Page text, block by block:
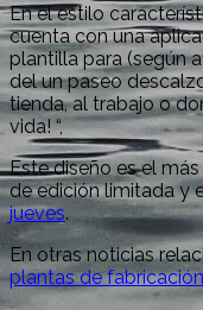
En el estilo
cuenta con una
plantilla para (según
del un paseo
tienda, al trabajo o
vida! “,
Este diseño es el
de edición limitada y
jueves.
En otras noticias
plantas de